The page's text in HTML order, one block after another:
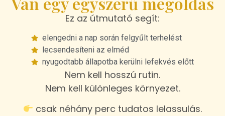
Ez az útmutató segít:
elengedni a nap során felgyűlt terhelést
lecsendesíteni az elméd
nyugodtabb állapotba kerülni lefekvés előtt
Nem kell hosszú rutin.
Nem kell különleges környezet.
csak néhány perc tudatos lelassulás.